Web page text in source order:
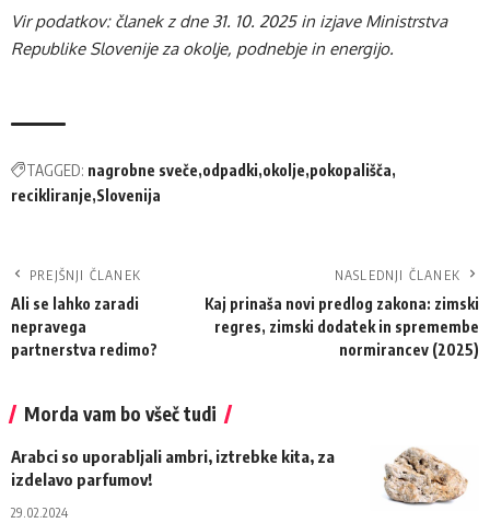
Vir podatkov: članek z dne 31. 10. 2025 in izjave Ministrstva
Republike Slovenije za okolje, podnebje in energijo.
TAGGED: nagrobne sveče odpadki okolje pokopališča
recikliranje Slovenija
PREJŠNJI ČLANEK
Ali se lahko zaradi
nepravega
partnerstva redimo?
NASLEDNJI ČLANEK
Kaj prinaša novi predlog zakona: zimski
regres, zimski dodatek in spremembe
normirancev (2025)
Morda vam bo všeč tudi
Arabci so uporabljali ambri, iztrebke kita, za
izdelavo parfumov!
29.02.2024